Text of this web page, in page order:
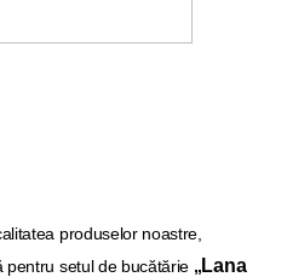
produselor noastre,
pentru setul de bucătărie „Lana